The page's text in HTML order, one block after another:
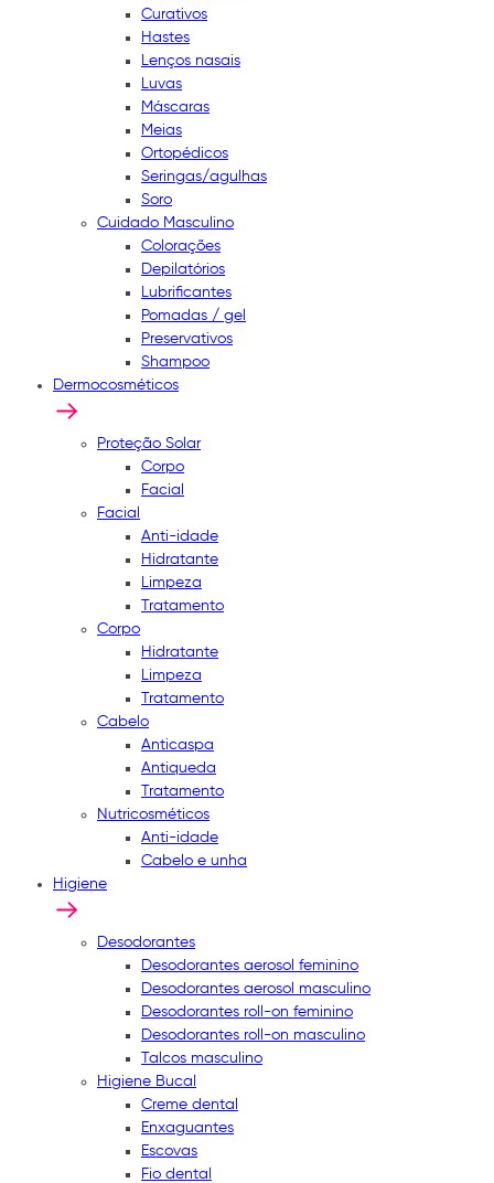
Curativos
Hastes
Lenços nasais
Luvas
Máscaras
Meias
Ortopédicos
Seringas/agulhas
Soro
Cuidado Masculino
Colorações
Depilatórios
Lubrificantes
Pomadas / gel
Preservativos
Shampoo
Dermocosméticos
Proteção Solar
Corpo
Facial
Facial
Anti-idade
Hidratante
Limpeza
Tratamento
Corpo
Hidratante
Limpeza
Tratamento
Cabelo
Anticaspa
Antiqueda
Tratamento
Nutricosméticos
Anti-idade
Cabelo e unha
Higiene
Desodorantes
Desodorantes aerosol feminino
Desodorantes aerosol masculino
Desodorantes roll-on feminino
Desodorantes roll-on masculino
Talcos masculino
Higiene Bucal
Creme dental
Enxaguantes
Escovas
Fio dental